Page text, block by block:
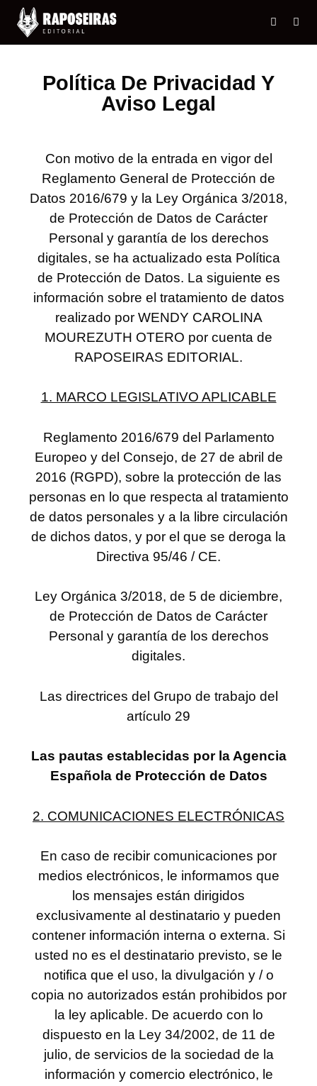
Política De Privacidad Y
Aviso Legal
Con motivo de la entrada en vigor del
Reglamento General de Protección de
Datos 2016/679 y la Ley Orgánica 3/2018,
de Protección de Datos de Carácter
Personal y garantía de los derechos
digitales, se ha actualizado esta Política
de Protección de Datos. La siguiente es
información sobre el tratamiento de datos
realizado por WENDY CAROLINA
MOUREZUTH OTERO por cuenta de
RAPOSEIRAS EDITORIAL.
1. MARCO LEGISLATIVO APLICABLE
Reglamento 2016/679 del Parlamento
Europeo y del Consejo, de 27 de abril de
2016 (RGPD), sobre la protección de las
personas en lo que respecta al tratamiento
de datos personales y a la libre circulación
de dichos datos, y por el que se deroga la
Directiva 95/46 / CE.
Ley Orgánica 3/2018, de 5 de diciembre,
de Protección de Datos de Carácter
Personal y garantía de los derechos
digitales.
Las directrices del Grupo de trabajo del
artículo 29
Las pautas establecidas por la Agencia
Española de Protección de Datos
2. COMUNICACIONES ELECTRÓNICAS
En caso de recibir comunicaciones por
medios electrónicos, le informamos que
los mensajes están dirigidos
exclusivamente al destinatario y pueden
contener información interna o externa. Si
usted no es el destinatario previsto, se le
notifica que el uso, la divulgación y / o
copia no autorizados están prohibidos por
la ley aplicable. De acuerdo con lo
dispuesto en la Ley 34/2002, de 11 de
julio, de servicios de la sociedad de la
información y comercio electrónico, le